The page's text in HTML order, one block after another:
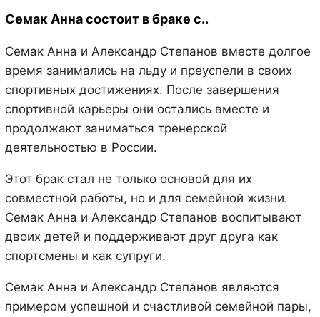
Семак Анна состоит в браке с..
Семак Анна и Александр Степанов вместе долгое
время занимались на льду и преуспели в своих
спортивных достижениях. После завершения
спортивной карьеры они остались вместе и
продолжают заниматься тренерской
деятельностью в России.
Этот брак стал не только основой для их
совместной работы, но и для семейной жизни.
Семак Анна и Александр Степанов воспитывают
двоих детей и поддерживают друг друга как
спортсмены и как супруги.
Семак Анна и Александр Степанов являются
примером успешной и счастливой семейной пары,